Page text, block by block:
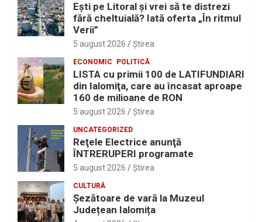
Eşti pe Litoral şi vrei să te distrezi
fără cheltuială? Iată oferta „În ritmul
Verii”
5 august 2026 Ştirea
ECONOMIC POLITICĂ
LISTA cu primii 100 de LATIFUNDIARI
din Ialomiţa, care au încasat aproape
160 de milioane de RON
5 august 2026 Ştirea
UNCATEGORIZED
Reţele Electrice anunţă
ÎNTRERUPERI programate
5 august 2026 Ştirea
CULTURĂ
Șezătoare de vară la Muzeul
Județean Ialomița